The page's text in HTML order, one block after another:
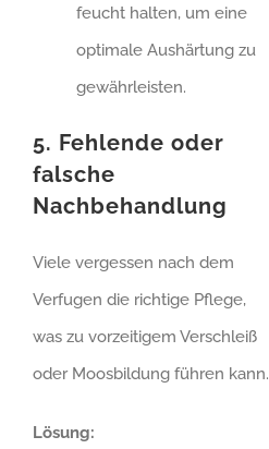
feucht halten, um eine
optimale Aushärtung zu
gewährleisten.
5. Fehlende oder
falsche
Nachbehandlung
Viele vergessen nach dem
Verfugen die richtige Pflege,
was zu vorzeitigem Verschleiß
oder Moosbildung führen kann.
Lösung: